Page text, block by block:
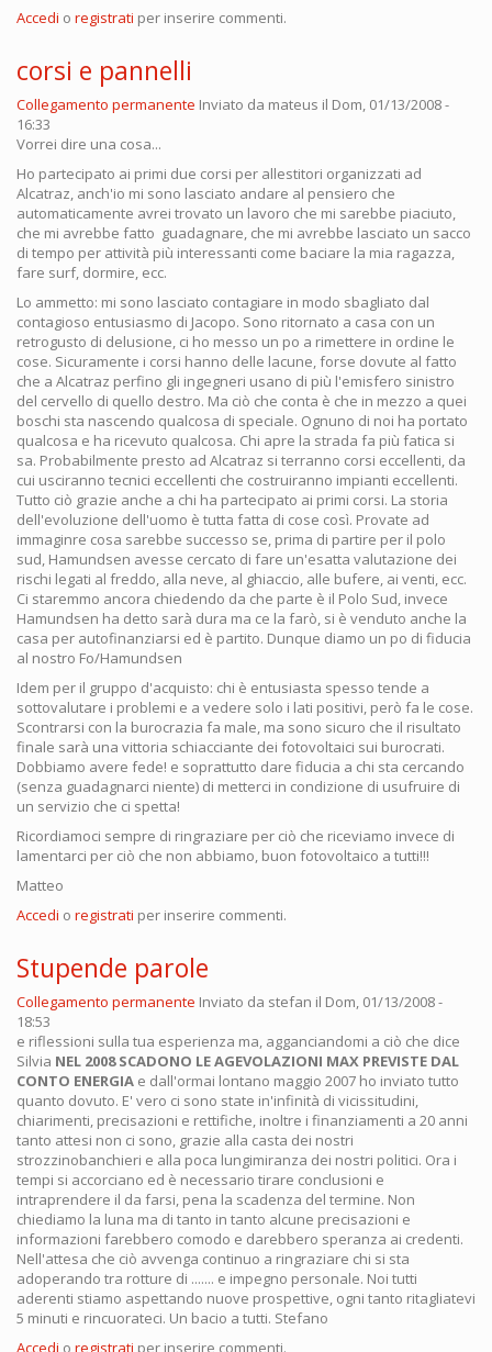
Accedi o registrati per inserire commenti.
corsi e pannelli
Collegamento permanente Inviato da mateus il Dom, 01/13/2008 -
16:33
Vorrei dire una cosa...
Ho partecipato ai primi due corsi per allestitori organizzati ad
Alcatraz, anch'io mi sono lasciato andare al pensiero che
automaticamente avrei trovato un lavoro che mi sarebbe piaciuto,
che mi avrebbe fatto guadagnare, che mi avrebbe lasciato un sacco
di tempo per attività più interessanti come baciare la mia ragazza,
fare surf, dormire, ecc.
Lo ammetto: mi sono lasciato contagiare in modo sbagliato dal
contagioso entusiasmo di Jacopo. Sono ritornato a casa con un
retrogusto di delusione, ci ho messo un po a rimettere in ordine le
cose. Sicuramente i corsi hanno delle lacune, forse dovute al fatto
che a Alcatraz perfino gli ingegneri usano di più l'emisfero sinistro
del cervello di quello destro. Ma ciò che conta è che in mezzo a quei
boschi sta nascendo qualcosa di speciale. Ognuno di noi ha portato
qualcosa e ha ricevuto qualcosa. Chi apre la strada fa più fatica si
sa. Probabilmente presto ad Alcatraz si terranno corsi eccellenti, da
cui usciranno tecnici eccellenti che costruiranno impianti eccellenti.
Tutto ciò grazie anche a chi ha partecipato ai primi corsi. La storia
dell'evoluzione dell'uomo è tutta fatta di cose così. Provate ad
immaginre cosa sarebbe successo se, prima di partire per il polo
sud, Hamundsen avesse cercato di fare un'esatta valutazione dei
rischi legati al freddo, alla neve, al ghiaccio, alle bufere, ai venti, ecc.
Ci staremmo ancora chiedendo da che parte è il Polo Sud, invece
Hamundsen ha detto sarà dura ma ce la farò, si è venduto anche la
casa per autofinanziarsi ed è partito. Dunque diamo un po di fiducia
al nostro Fo/Hamundsen
Idem per il gruppo d'acquisto: chi è entusiasta spesso tende a
sottovalutare i problemi e a vedere solo i lati positivi, però fa le cose.
Scontrarsi con la burocrazia fa male, ma sono sicuro che il risultato
finale sarà una vittoria schiacciante dei fotovoltaici sui burocrati.
Dobbiamo avere fede! e soprattutto dare fiducia a chi sta cercando
(senza guadagnarci niente) di metterci in condizione di usufruire di
un servizio che ci spetta!
Ricordiamoci sempre di ringraziare per ciò che riceviamo invece di
lamentarci per ciò che non abbiamo, buon fotovoltaico a tutti!!!
Matteo
Accedi o registrati per inserire commenti.
Stupende parole
Collegamento permanente Inviato da stefan il Dom, 01/13/2008 -
18:53
e riflessioni sulla tua esperienza ma, agganciandomi a ciò che dice
Silvia NEL 2008 SCADONO LE AGEVOLAZIONI MAX PREVISTE DAL
CONTO ENERGIA e dall'ormai lontano maggio 2007 ho inviato tutto
quanto dovuto. E' vero ci sono state in'infinità di vicissitudini,
chiarimenti, precisazioni e rettifiche, inoltre i finanziamenti a 20 anni
tanto attesi non ci sono, grazie alla casta dei nostri
strozzinobanchieri e alla poca lungimiranza dei nostri politici. Ora i
tempi si accorciano ed è necessario tirare conclusioni e
intraprendere il da farsi, pena la scadenza del termine. Non
chiediamo la luna ma di tanto in tanto alcune precisazioni e
informazioni farebbero comodo e darebbero speranza ai credenti.
Nell'attesa che ciò avvenga continuo a ringraziare chi si sta
adoperando tra rotture di ....... e impegno personale. Noi tutti
aderenti stiamo aspettando nuove prospettive, ogni tanto ritagliatevi
5 minuti e rincuorateci. Un bacio a tutti. Stefano
Accedi o registrati per inserire commenti.